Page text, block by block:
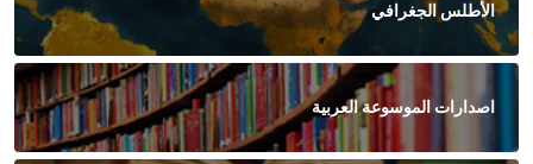
الأطلس الجغرافي
اصدارات الموسوعة العربية